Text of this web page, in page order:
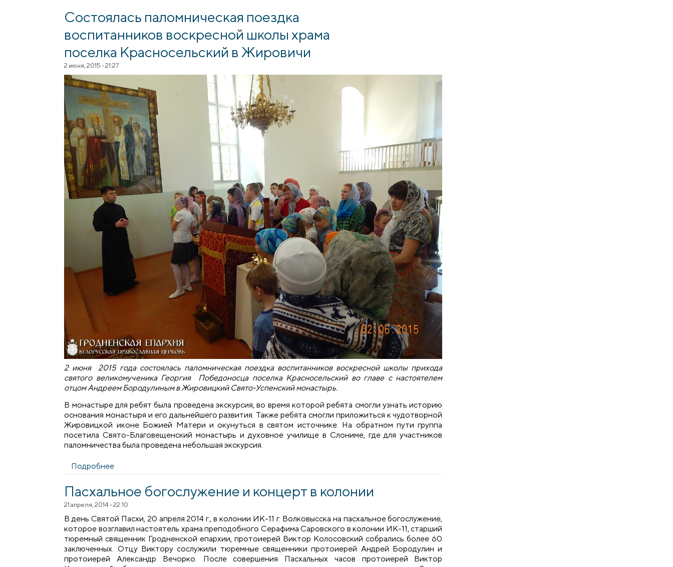
Состоялась паломническая поездка
воспитанников воскресной школы храма
поселка Красносельский в Жировичи
2 июня, 2015 - 21:27
2 июня 2015 года состоялась паломническая поездка воспитанников воскресной школы прихода
святого великомученика Георгия Победоносца поселка Краcносельский во главе с настоятелем
отцом Андреем Бородулиным в Жировицкий Свято-Успенский монастырь.
В монастыре для ребят была проведена экскурсия, во время которой ребята смогли узнать историю
основания монастыря и его дальнейшего развития. Также ребята смогли приложиться к чудотворной
Жировицкой иконе Божией Матери и окунуться в святом источнике. На обратном пути группа
посетила Свято-Благовещенский монастырь и духовное училище в Слониме, где для участников
паломничества была проведена небольшая экскурсия.
Подробнее
Пасхальное богослужение и концерт в колонии
21 апреля, 2014 - 22:10
В день Святой Пасхи, 20 апреля 2014 г., в колонии ИК-11 г. Волковысска на пасхальное богослужение,
которое возглавил настоятель храма преподобного Серафима Саровского в колонии ИК-11, старший
тюремный священник Гродненской епархии, протоиерей Виктор Колосовский собрались более 60
заключенных. Отцу Виктору сослужили тюремные священники протоиерей Андрей Бородулин и
протоиерей Александр Вечорко. После совершения Пасхальных часов протоиерей Виктор